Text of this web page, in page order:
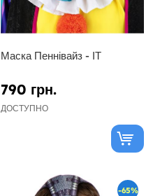
Маска Пеннівайз - ІТ
790 грн.
ДОСТУПНО
-65%